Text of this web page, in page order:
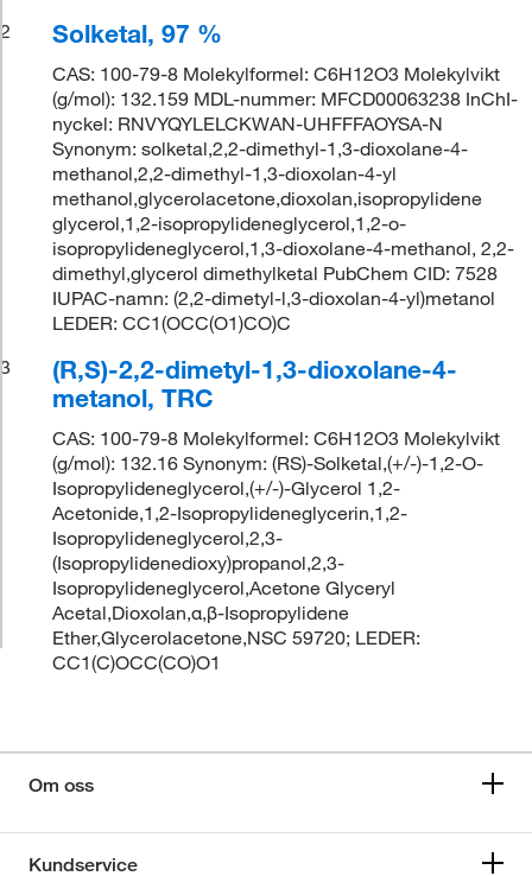
2
Solketal, 97 %
CAS: 100-79-8 Molekylformel: C6H12O3 Molekylvikt
(g/mol): 132.159 MDL-nummer: MFCD00063238 InChI-
nyckel: RNVYQYLELCKWAN-UHFFFAOYSA-N
Synonym: solketal,2,2-dimethyl-1,3-dioxolane-4-
methanol,2,2-dimethyl-1,3-dioxolan-4-yl
methanol,glycerolacetone,dioxolan,isopropylidene
glycerol,1,2-isopropylideneglycerol,1,2-o-
isopropylideneglycerol,1,3-dioxolane-4-methanol, 2,2-
dimethyl,glycerol dimethylketal PubChem CID: 7528
IUPAC-namn: (2,2-dimetyl-l,3-dioxolan-4-yl)metanol
LEDER: CC1(OCC(O1)CO)C
3
(R,S)-2,2-dimetyl-1,3-dioxolane-4-
metanol, TRC
CAS: 100-79-8 Molekylformel: C6H12O3 Molekylvikt
(g/mol): 132.16 Synonym: (RS)-Solketal,(+/-)-1,2-O-
Isopropylideneglycerol,(+/-)-Glycerol 1,2-
Acetonide,1,2-Isopropylideneglycerin,1,2-
Isopropylideneglycerol,2,3-
(Isopropylidenedioxy)propanol,2,3-
Isopropylideneglycerol,Acetone Glyceryl
Acetal,Dioxolan,α,β-Isopropylidene
Ether,Glycerolacetone,NSC 59720; LEDER:
CC1(C)OCC(CO)O1
Om oss
Kundservice